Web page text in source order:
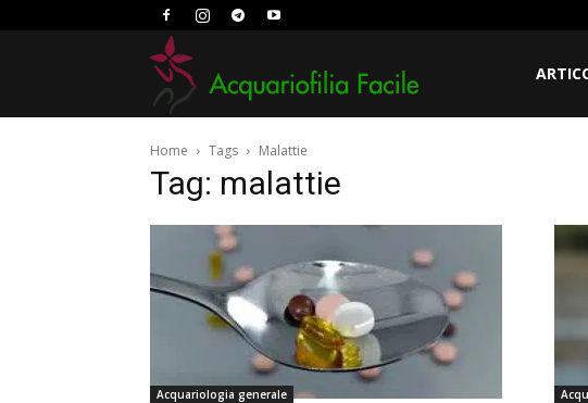
Home Tags Malattie
Tag: malattie
Acquariologia generale